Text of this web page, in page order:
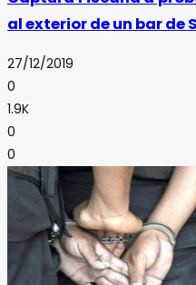
al exterior de un bar de
27/12/2019
0
1.9K
0
0